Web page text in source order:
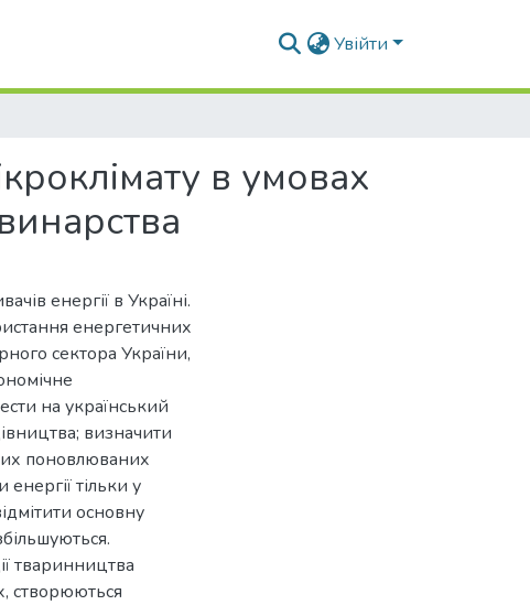
Увійти
в умовах
енергії в Україні.
енергетичних
сектора України,
на український
визначити
поновлюваних
тільки у
основну
тваринництва
створюються